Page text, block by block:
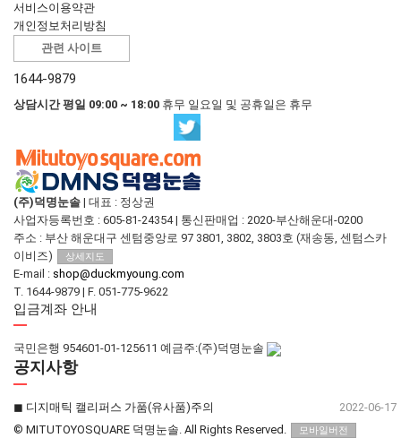
서비스이용약관
개인정보처리방침
관련 사이트
1644-9879
상담시간 평일 09:00 ~ 18:00 휴무 일요일 및 공휴일은 휴무
(주)덕명눈솔 | 대표 : 정상권
사업자등록번호 : 605-81-24354 | 통신판매업 : 2020-부산해운대-0200
주소 : 부산 해운대구 센텀중앙로 97 3801, 3802, 3803호 (재송동, 센텀스카
이비즈)
상세지도
E-mail : shop@duckmyoung.com
T. 1644-9879 | F. 051-775-9622
입금계좌 안내
국민은행 954601-01-125611 예금주:(주)덕명눈솔
공지사항
◼︎ 디지매틱 캘리퍼스 가품(유사품)주의
2022-06-17
© MITUTOYOSQUARE 덕명눈솔. All Rights Reserved.
모바일버전